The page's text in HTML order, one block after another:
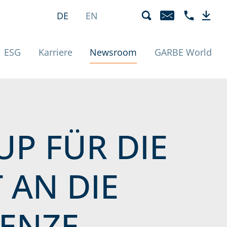
| Detail
Sprachmenü
DEAktivEN E-MAIL
ESG Karriere Newsroom (Aktiv)GARBE World
FÜR DIE
AN DIE